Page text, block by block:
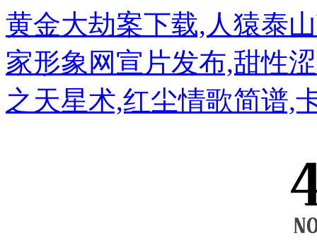
黄金大劫案下载,人猿泰
家形象网宣片发布,甜性
之天星术,红尘情歌简谱,